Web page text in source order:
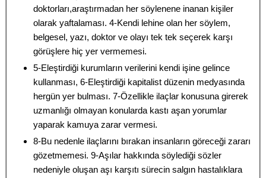
doktorları,araştırmadan her söylenene inanan kişiler
olarak yaftalaması. 4-Kendi lehine olan her söylem,
belgesel, yazı, doktor ve olayı tek tek seçerek karşı
görüşlere hiç yer vermemesi.
5-Eleştirdiği kurumların verilerini kendi işine gelince
kullanması, 6-Eleştirdiği kapitalist düzenin medyasında
hergün yer bulması. 7-Özellikle ilaçlar konusuna girerek
uzmanlığı olmayan konularda kastı aşan yorumlar
yaparak kamuya zarar vermesi.
8-Bu nedenle ilaçlarını bırakan insanların göreceği zararı
gözetmemesi. 9-Aşılar hakkında söylediği sözler
nedeniyle oluşan aşı karşıtı sürecin salgın hastalıklara